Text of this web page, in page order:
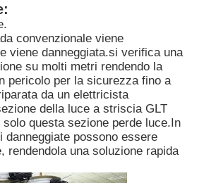
convenzionale viene
viene danneggiata.si verifica una
su molti metri rendendo la
pericolo per la sicurezza fino a
da un elettricista
della luce a striscia GLT
questa sezione perde luce.In
danneggiate possono essere
rendendola una soluzione rapida